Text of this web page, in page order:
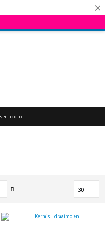
×
Van
sorteren